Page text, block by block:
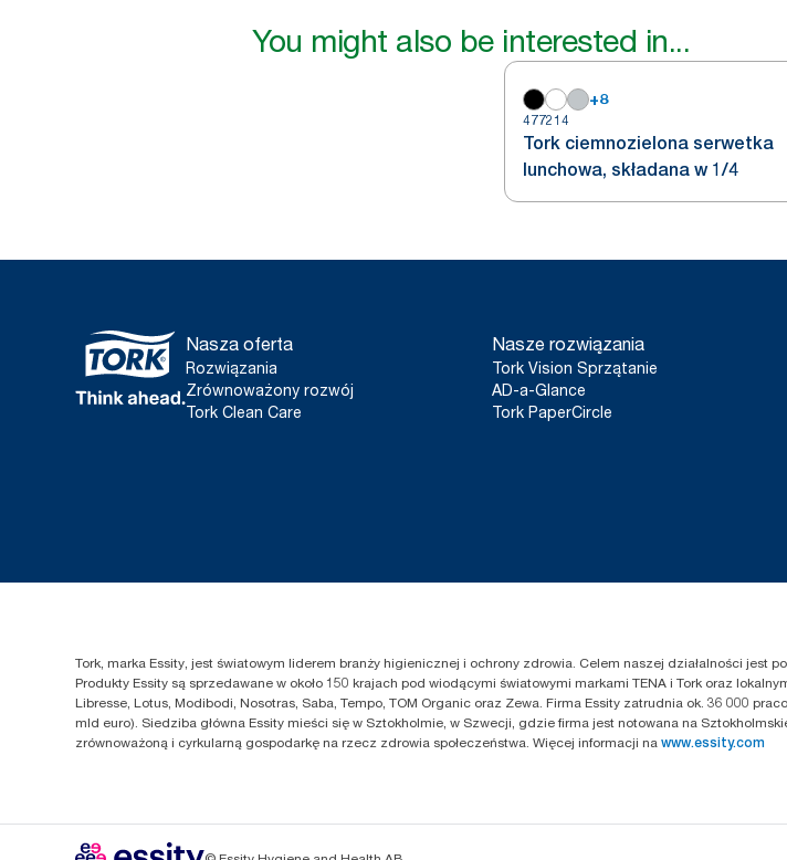
You might also be interested in...
+8
477214
Tork ciemnozielona serwetka
lunchowa, składana w 1/4
Nasza oferta
Rozwiązania
Zrównoważony rozwój
Tork Clean Care
Nasze rozwiązania
Tork Vision Sprzątanie
AD-a-Glance
Tork PaperCircle
Tork, marka Essity, jest światowym liderem branży higienicznej i ochrony zdrowia. Celem naszej działalności
Produkty Essity są sprzedawane w około 150 krajach pod wiodącymi światowymi markami TENA i Tork oraz
Libresse, Lotus, Modibodi, Nosotras, Saba, Tempo, TOM Organic oraz Zewa. Firma Essity zatrudnia ok. 36 000
mld euro). Siedziba główna Essity mieści się w Sztokholmie, w Szwecji, gdzie firma jest notowana na
zrównoważoną i cyrkularną gospodarkę na rzecz zdrowia społeczeństwa. Więcej informacji na www.essity.com